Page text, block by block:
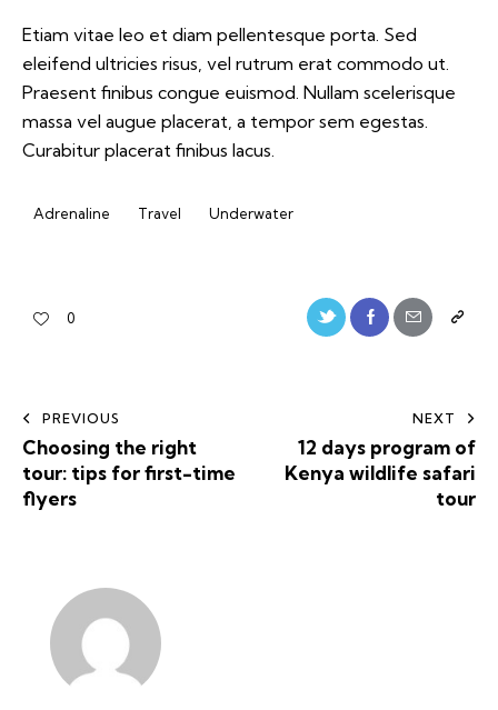
Etiam vitae leo et diam pellentesque porta. Sed
eleifend ultricies risus, vel rutrum erat commodo ut.
Praesent finibus congue euismod. Nullam scelerisque
massa vel augue placerat, a tempor sem egestas.
Curabitur placerat finibus lacus.
Adrenaline Travel Underwater
0
Twitter-Facebook
Share- Copy
Post
navigation
PREVIOUS
Choosing the right
tour: tips for first-time
flyers
NEXT
12 days program of
Kenya wildlife safari
tour